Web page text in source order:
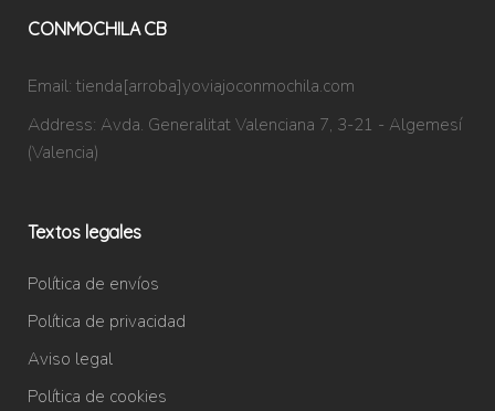
CONMOCHILA CB
Email: tienda[arroba]yoviajoconmochila.com
Address: Avda. Generalitat Valenciana 7, 3-21 - Algemesí
(Valencia)
Textos legales
Política de envíos
Política de privacidad
Aviso legal
Política de cookies